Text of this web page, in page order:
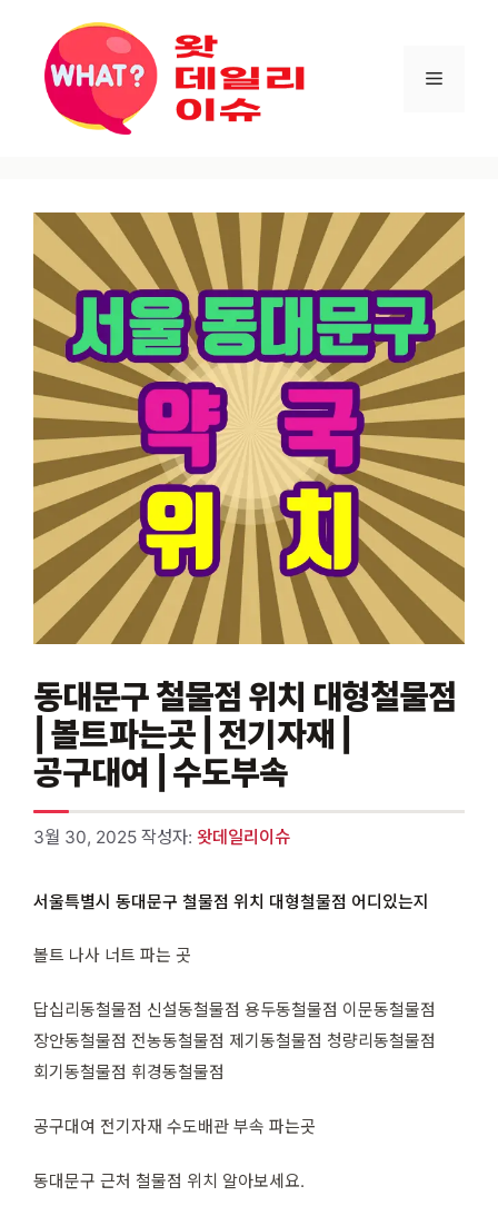
건너뛰기
메뉴
동대문구 철물점 위치 대형철물점
| 볼트파는곳 | 전기자재 |
공구대여 | 수도부속
3월 30, 2025 작성자: 왓데일리이슈
서울특별시 동대문구 철물점 위치 대형철물점 어디있는지
볼트 나사 너트 파는 곳
답십리동철물점 신설동철물점 용두동철물점 이문동철물점
장안동철물점 전농동철물점 제기동철물점 청량리동철물점
회기동철물점 휘경동철물점
공구대여 전기자재 수도배관 부속 파는곳
동대문구 근처 철물점 위치 알아보세요.